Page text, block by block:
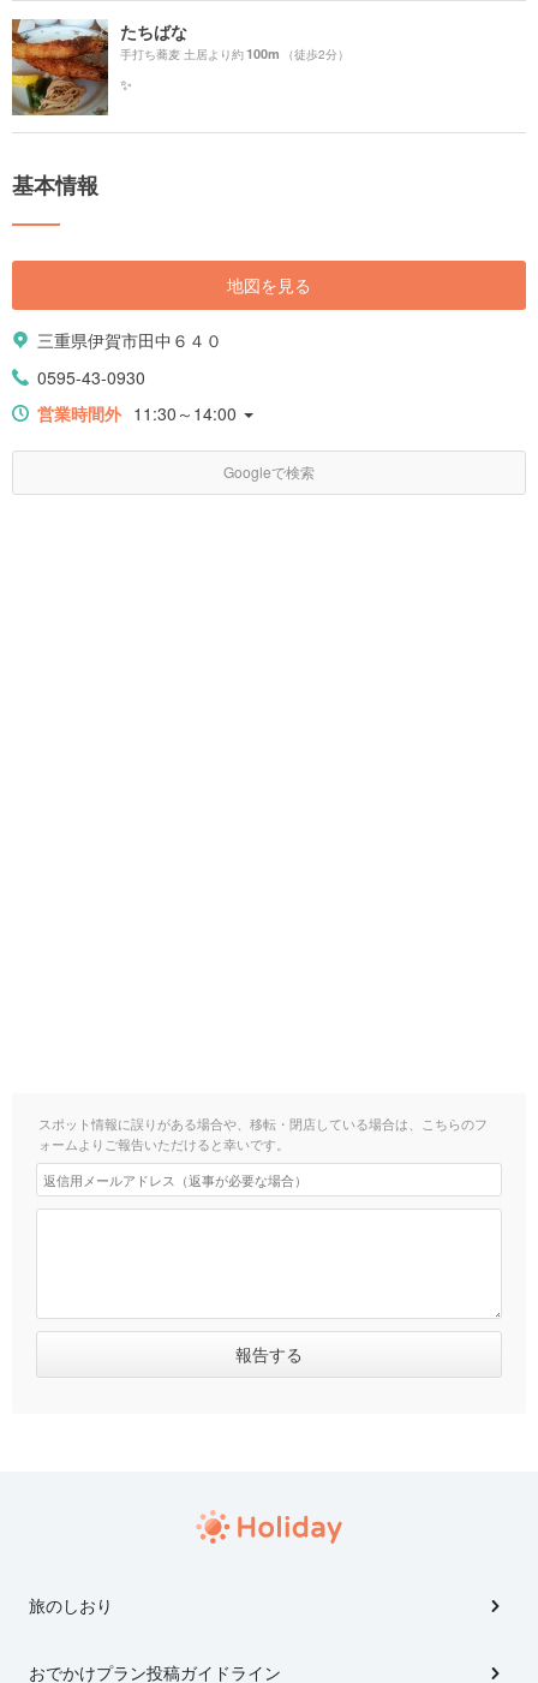
たちばな
手打ち蕎麦 土居より約100m （徒歩2分）
✨
基本情報
地図を見る
三重県伊賀市田中６４０
0595-43-0930
営業時間外 11:30～14:00
Googleで検索
スポット情報に誤りがある場合や、移転・閉店している場合は、こちらのフ
ォームよりご報告いただけると幸いです。
旅のしおり
おでかけプラン投稿ガイドライン